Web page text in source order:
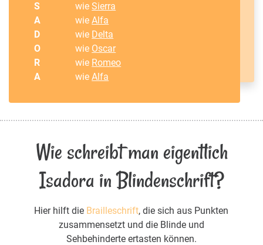
S
wieSierra
A
wieAlfa
D
wie Delta
O
wie Oscar
R
wie Romeo
A
wieAlfa
Wie schreibt man eigentlich
Isadora in Blindenschrift?
Hier hilft die Brailleschrift, die sich aus Punkten
zusammensetzt und die Blinde und
Sehbehinderte ertasten können.